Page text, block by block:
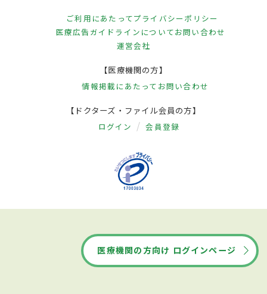
ご利用にあたってプライバシーポリシー
医療広告ガイドラインについてお問い合わせ
運営会社
【医療機関の方】
情報掲載にあたって お問い合わせ
【ドクターズ・ファイル会員の方】
ログイン 会員登録
医療機関の方向け ログインページ